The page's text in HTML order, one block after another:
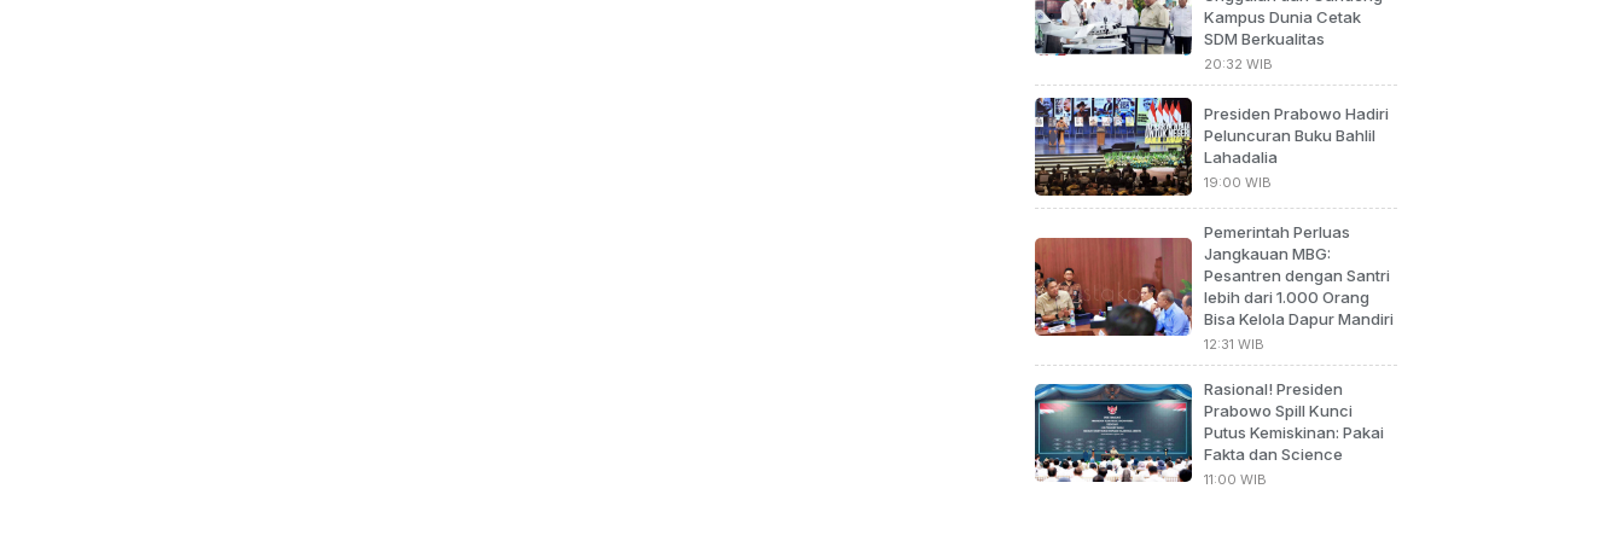
Kampus Dunia Cetak
SDM Berkualitas
20:32 WIB
Presiden Prabowo Hadiri
Peluncuran Buku Bahlil
Lahadalia
19:00 WIB
Pemerintah Perluas
Jangkauan MBG:
Pesantren dengan Santri
lebih dari 1.000 Orang
Bisa Kelola Dapur Mandiri
12:31 WIB
Rasional! Presiden
Prabowo Spill Kunci
Putus Kemiskinan: Pakai
Fakta dan Science
11:00 WIB